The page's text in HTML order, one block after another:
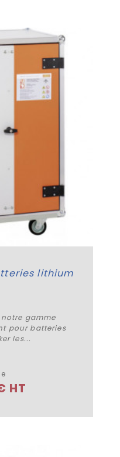
lithium
gamme
pour batteries
les...
HT